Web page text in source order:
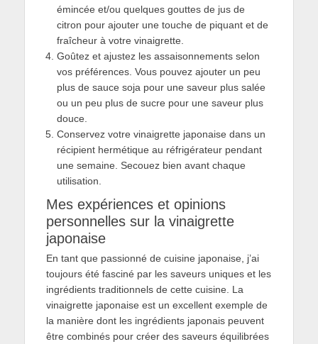
émincée et/ou quelques gouttes de jus de
citron pour ajouter une touche de piquant et de
fraîcheur à votre vinaigrette.
Goûtez et ajustez les assaisonnements selon
vos préférences. Vous pouvez ajouter un peu
plus de sauce soja pour une saveur plus salée
ou un peu plus de sucre pour une saveur plus
douce.
Conservez votre vinaigrette japonaise dans un
récipient hermétique au réfrigérateur pendant
une semaine. Secouez bien avant chaque
utilisation.
Mes expériences et opinions
personnelles sur la vinaigrette
japonaise
En tant que passionné de cuisine japonaise, j’ai
toujours été fasciné par les saveurs uniques et les
ingrédients traditionnels de cette cuisine. La
vinaigrette japonaise est un excellent exemple de
la manière dont les ingrédients japonais peuvent
être combinés pour créer des saveurs équilibrées